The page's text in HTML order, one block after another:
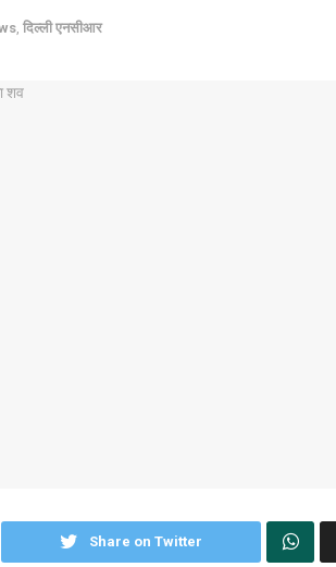
दिल्ली एनसीआर
Share on Twitter